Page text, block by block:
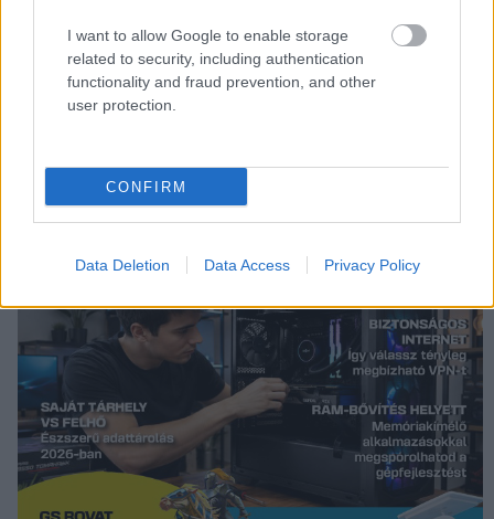
I want to allow Google to enable storage
related to security, including authentication
functionality and fraud prevention, and other
user protection.
CONFIRM
Data Deletion Data Access Privacy Policy